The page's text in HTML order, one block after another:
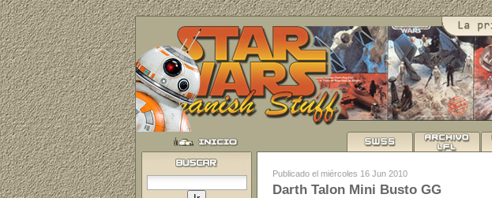
Publicado el miércoles 16 Jun 2010
Darth Talon Mini Busto GG